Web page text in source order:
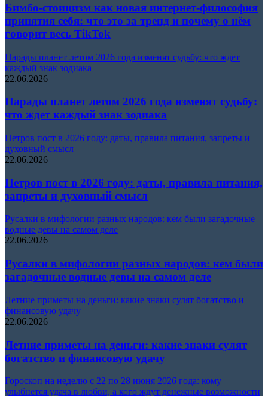
Бимбо-стоицизм как новая интернет-философия
принятия себя: что это за тренд и почему о нём
говорит весь TikTok
Парады планет летом 2026 года изменят судьбу: что ждет
каждый знак зодиака
22.06.2026
Парады планет летом 2026 года изменят судьбу:
что ждет каждый знак зодиака
Петров пост в 2026 году: даты, правила питания, запреты и
духовный смысл
22.06.2026
Петров пост в 2026 году: даты, правила питания,
запреты и духовный смысл
Русалки в мифологии разных народов: кем были загадочные
водные девы на самом деле
22.06.2026
Русалки в мифологии разных народов: кем были
загадочные водные девы на самом деле
Летние приметы на деньги: какие знаки сулят богатство и
финансовую удачу
22.06.2026
Летние приметы на деньги: какие знаки сулят
богатство и финансовую удачу
Гороскоп на неделю с 22 по 28 июня 2026 года: кому
улыбнется удача в любви, а кого ждут денежные возможности